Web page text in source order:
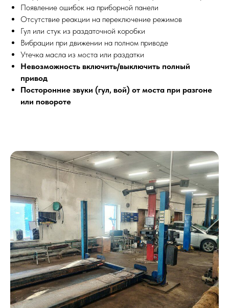
Появление ошибок на приборной панели
Отсутствие реакции на переключение режимов
Гул или стук из раздаточной коробки
Вибрации при движении на полном приводе
Утечка масла из моста или раздатки
Невозможность включить/выключить полный
привод
Посторонние звуки (гул, вой) от моста при разгоне
или повороте